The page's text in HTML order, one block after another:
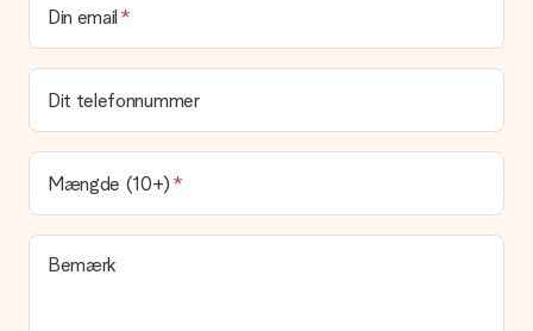
Din email
Dit telefonnummer
Mængde (10+)
Bemærk